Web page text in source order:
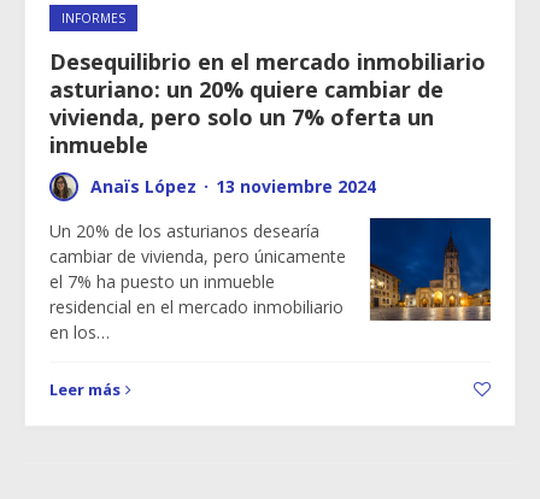
INFORMES
Desequilibrio en el mercado inmobiliario
asturiano: un 20% quiere cambiar de
vivienda, pero solo un 7% oferta un
inmueble
Anaïs López · 13 noviembre 2024
Un 20% de los asturianos desearía
cambiar de vivienda, pero únicamente
el 7% ha puesto un inmueble
residencial en el mercado inmobiliario
en los…
Leer más